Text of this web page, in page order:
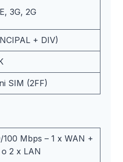
3G, 2G
+ DIV)
SIM (2FF)
100 Mbps – 1 x WAN +
2 x LAN